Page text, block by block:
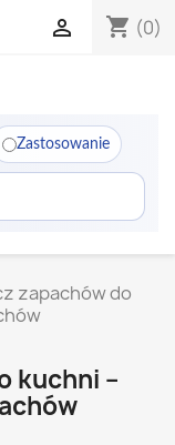
shopping_cart (0)

Zastosowanie
zapachów do
kuchni –